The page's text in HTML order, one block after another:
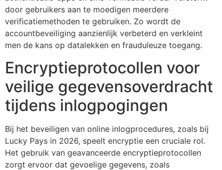
door gebruikers aan te moedigen meerdere
verificatiemethoden te gebruiken. Zo wordt de
accountbeveiliging aanzienlijk verbeterd en verkleint
men de kans op datalekken en frauduleuze toegang.
Encryptieprotocollen voor
veilige gegevensoverdracht
tijdens inlogpogingen
Bij het beveiligen van online inlogprocedures, zoals bij
Lucky Pays in 2026, speelt encryptie een cruciale rol.
Het gebruik van geavanceerde encryptieprotocollen
zorgt ervoor dat gevoelige gegevens, zoals